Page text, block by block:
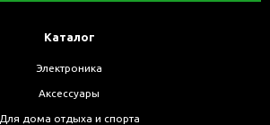
Каталог
Электроника
Аксессуары
Для дома отдыха и спорта